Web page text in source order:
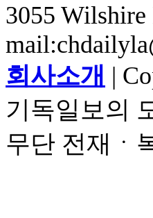
3055
회사소개 |
기독일보의
무단 전재ㆍ